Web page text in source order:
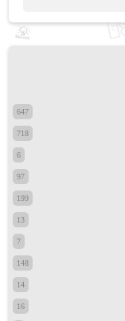
647
718
6
97
199
13
7
148
14
16